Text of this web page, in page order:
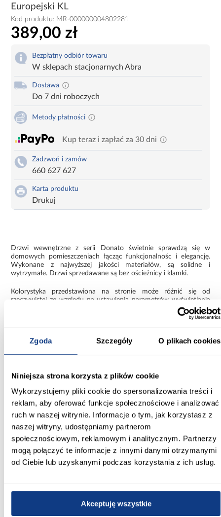
Zgoda Szczegóły O plikach cookies
Niniejsza strona korzysta z plików cookie
Wykorzystujemy pliki cookie do spersonalizowania treści i
reklam, aby oferować funkcje społecznościowe i analizować
ruch w naszej witrynie. Informacje o tym, jak korzystasz z
naszej witryny, udostępniamy partnerom
społecznościowym, reklamowym i analitycznym. Partnerzy
mogą połączyć te informacje z innymi danymi otrzymanymi
od Ciebie lub uzyskanymi podczas korzystania z ich usług.
Akceptuję wszystkie
Europejski KL
Kod produktu: MR-000000004802281
389,00 zł
Bezpłatny odbiór towaru
W sklepach stacjonarnych Abra
Dostawa
Do 7 dni roboczych
Metody płatności
Kup teraz i zapłać za 30 dni
Zadzwoń i zamów
660 627 627
Karta produktu
Drukuj
Drzwi wewnętrzne z serii Donato świetnie sprawdzą się w
domowych pomieszczeniach łącząc funkcjonalnośc i elegancję.
Wykonane z najwyższej jakości materiałów, są solidne i
wytrzymałe. Drzwi sprzedawane są bez ościeżnicy i klamki.
Kolorystyka przedstawiona na stronie może różnić się od
rzeczywistej ze względu na ustawienia parametrów wyświetlania
84.40
Głębokość [cm]:
4.00
Wysokość [cm]:
204.00
Producent:
Kolor: